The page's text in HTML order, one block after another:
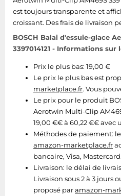
est toujours transparente et
croissant. Des frais de livraison
BOSCH Balai d'essuie-glace
3397014121 - Informations sur
Prix le plus bas: 19,00 €
Le prix le plus bas est
marketplace.fr. Vous
Le prix pour le produit
Aerotwin Multi-Clip
19,00 €€ à 60,22 €€ avec
Méthodes de paiement:
amazon-marketplace.fr
bancaire, Visa, Mastercard.
Livraison: le délai de
Livraison sous 2 à 3 jours
proposé paramazon-